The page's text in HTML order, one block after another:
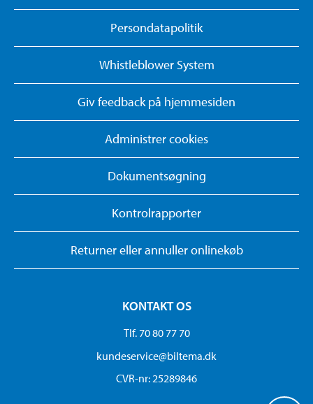
Persondatapolitik
Whistleblower System
Giv feedback på hjemmesiden
Administrer cookies
Dokumentsøgning
Kontrolrapporter
Returner eller annuller onlinekøb
KONTAKT OS
Tlf. 70 80 77 70
kundeservice@biltema.dk
CVR-nr: 25289846